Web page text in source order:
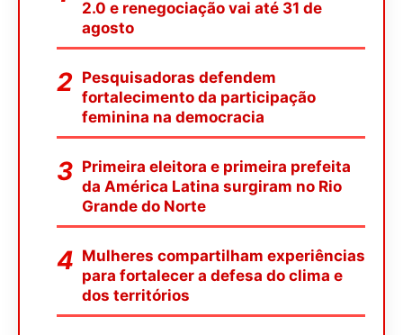
2.0 e renegociação vai até 31 de
agosto
Pesquisadoras defendem
fortalecimento da participação
feminina na democracia
Primeira eleitora e primeira prefeita
da América Latina surgiram no Rio
Grande do Norte
Mulheres compartilham experiências
para fortalecer a defesa do clima e
dos territórios